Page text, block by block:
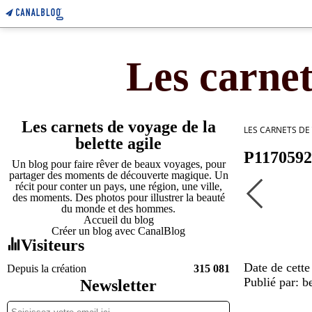
Les
Les carnets de voyage de la
belette agile
Un blog pour faire rêver de beaux voyages, pour
partager des moments de découverte magique. Un
récit pour conter un pays, une région, une ville,
des moments. Des photos pour illustrer la beauté
du monde et des hommes.
Accueil du blog
Créer un blog avec CanalBlog
Visiteurs
Depuis la création 315 081
Newsletter
LES CARNETS
P1170592
Date de
Publié par: